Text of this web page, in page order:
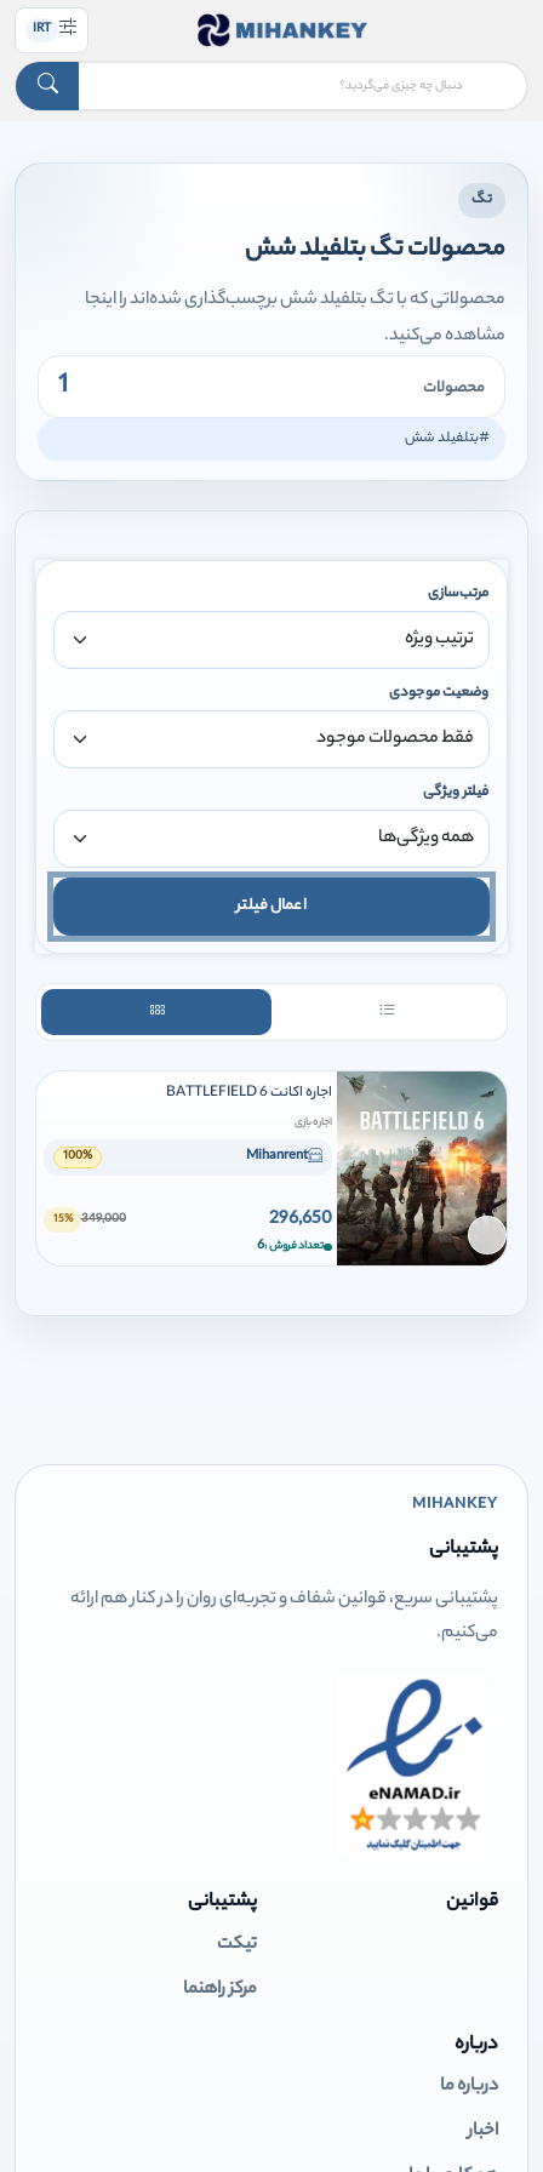
IRT
تگ
محصولات تگ بتلفیلد شش
محصولاتی که با تگ بتلفیلد شش برچسب‌گذاری شده‌اند را اینجا
مشاهده می‌کنید.
محصولات 1
#بتلفیلد شش
مرتب‌سازی
وضعیت موجودی
فیلتر ویژگی
اعمال فیلتر
برای افزودن وارد شوید
اجاره اکانت BATTLEFIELD 6
اجاره بازی
Mihanrent
100%
296,650
349,000
15%
تعداد فروش 6
MIHANKEY
پشتیبانی
پشتیبانی سریع، قوانین شفاف و تجربه‌ای روان را در کنار هم ارائه
می‌کنیم.
قوانین پشتیبانی
تیکت
مرکز راهنما
درباره
درباره ما
اخبار